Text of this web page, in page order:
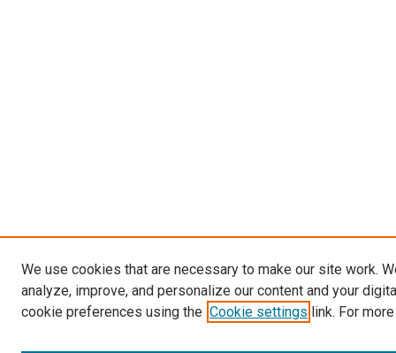
We use cookies that are necessary to make our site work.
analyze, improve, and personalize our content and your
cookie preferences using the Cookie settings link. For